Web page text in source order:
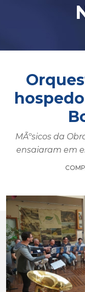
MÃºsicos da
ensaiaram em